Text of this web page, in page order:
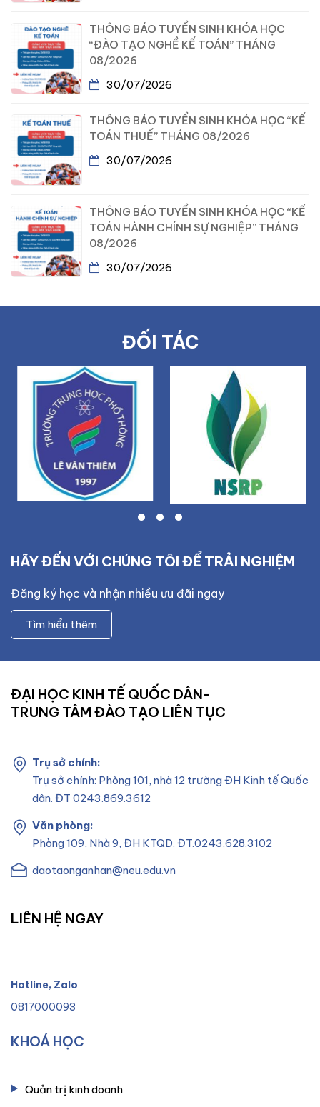
THÔNG BÁO TUYỂN SINH KHÓA HỌC
“ĐÀO TẠO NGHỀ KẾ TOÁN” THÁNG
08/2026
30/07/2026
THÔNG BÁO TUYỂN SINH KHÓA HỌC “KẾ
TOÁN THUẾ” THÁNG 08/2026
30/07/2026
THÔNG BÁO TUYỂN SINH KHÓA HỌC “KẾ
TOÁN HÀNH CHÍNH SỰ NGHIỆP” THÁNG
08/2026
30/07/2026
ĐỐI TÁC
HÃY ĐẾN VỚI CHÚNG TÔI ĐỂ TRẢI NGHIỆM
Đăng ký học và nhận nhiều ưu đãi ngay
Tìm hiểu thêm
ĐẠI HỌC KINH TẾ QUỐC DÂN-
TRUNG TÂM ĐÀO TẠO LIÊN TỤC
Trụ sở chính:
Trụ sở chính: Phòng 101, nhà 12 trường ĐH Kinh tế Quốc
dân. ĐT 0243.869.3612
Văn phòng:
Phòng 109, Nhà 9, ĐH KTQD. ĐT.0243.628.3102
daotaonganhan@neu.edu.vn
LIÊN HỆ NGAY
Hotline, Zalo
0817000093
KHOÁ HỌC
Quản trị kinh doanh